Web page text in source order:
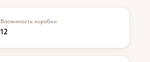
Вложимость коробки
12